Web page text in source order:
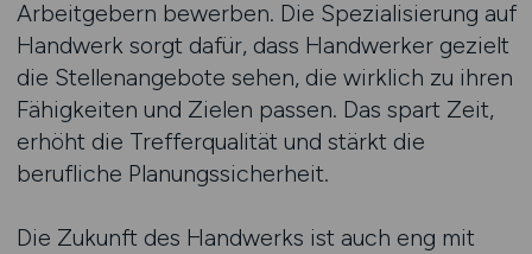
Arbeitgebern bewerben. Die Spezialisierung auf
Handwerk sorgt dafür, dass Handwerker gezielt
die Stellenangebote sehen, die wirklich zu ihren
Fähigkeiten und Zielen passen. Das spart Zeit,
erhöht die Trefferqualität und stärkt die
berufliche Planungssicherheit.
Die Zukunft des Handwerks ist auch eng mit